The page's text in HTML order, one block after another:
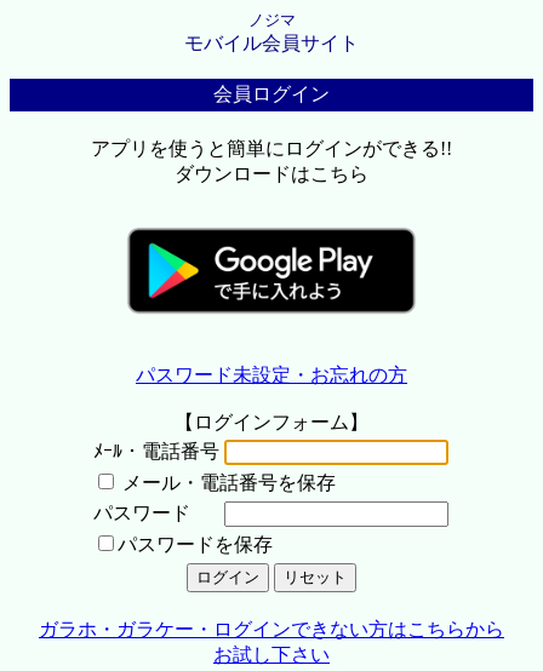
ノジマ
モバイル会員サイト
会員ログイン
アプリを使うと簡単にログインができる!!
ダウンロードはこちら
パスワード未設定・お忘れの方
【ログインフォーム】
ﾒｰﾙ・電話番号
メール・電話番号を保存
パスワード
パスワードを保存
ガラホ・ガラケー・ログインできない方はこちらから
お試し下さい